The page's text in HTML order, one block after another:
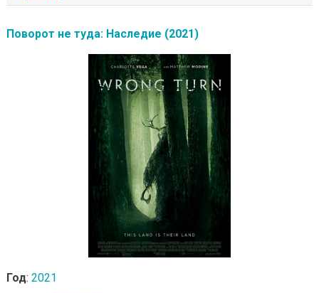
Поворот не туда: Наследие (2021)
Год: 2021